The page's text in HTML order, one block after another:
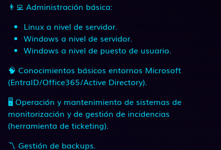
👨‍💻 Administración básica:
Linux a nivel de servidor.
Windows a nivel de servidor.
Windows a nivel de puesto de usuario.
🧠 Conocimientos básicos entornos Microsoft
(EntraID/Office365/Active Directory).
🖥 Operación y mantenimiento de sistemas de
monitorización y de gestión de incidencias
(herramienta de ticketing).
〽 Gestión de backups.